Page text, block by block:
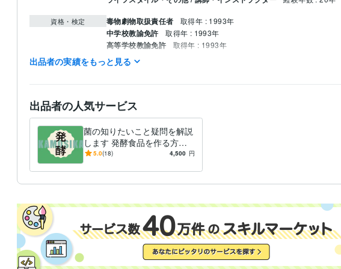
資格・検定 毒物劇物取扱責任者 取得年 : 1993年
中学校教諭免許 取得年 : 1993年
高等学校教諭免許 取得年 : 1993年
食品衛生管理者
食品衛生責任者
ボイラー取扱技能者
得意分野 住まい・美容・生活相談
食生活
出品者の実績をもっと見る
出品者の人気サービス
菌の知りたいこと疑問を解説
します 発酵食品を作る方、
食べる方へ、欠かせない
5.0(18) 4,500 円